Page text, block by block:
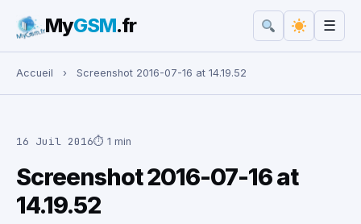
Rechercher :
MyGSM.fr ☰
Accueil › Screenshot 2016-07-16 at 14.19.52
16 Juil 2016⏱ 1 min
Screenshot 2016-07-16 at
14.19.52